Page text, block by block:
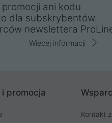
ani kodu
dla subskrybentów.
newslettera
Więcej informacji
i promocja
Kontakt